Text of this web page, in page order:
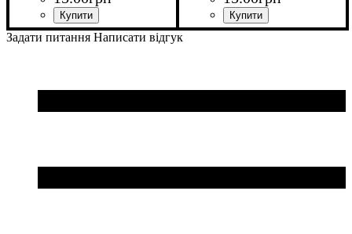
Задати питання Написати відгук